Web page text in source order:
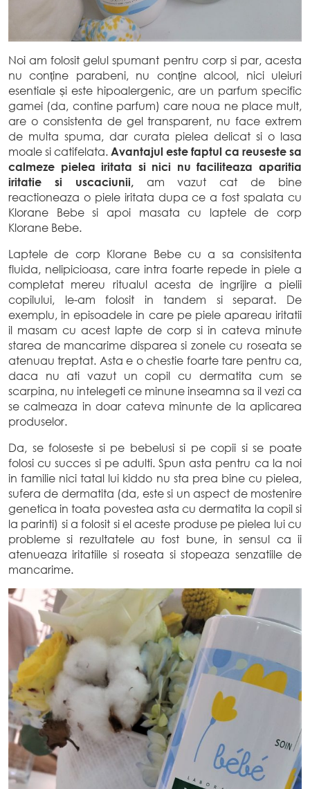
Noi am folosit gelul spumant pentru corp si par, acesta
nu conține parabeni, nu conține alcool, nici uleiuri
esentiale și este hipoalergenic, are un parfum specific
gamei (da, contine parfum) care noua ne place mult,
are o consistenta de gel transparent, nu face extrem
de multa spuma, dar curata pielea delicat si o lasa
moale si catifelata. Avantajul este faptul ca reuseste sa
calmeze pielea iritata si nici nu faciliteaza aparitia
iritatie si uscaciunii,am vazut cat de bine
reactioneaza o piele iritata dupa ce a fost spalata cu
Klorane Bebe si apoi masata cu laptele de corp
Klorane Bebe.
Laptele de corp Klorane Bebe cu a sa consisitenta
fluida, nelipicioasa, care intra foarte repede in piele a
completat mereu ritualul acesta de ingrijire a pielii
copilului, le-am folosit in tandem si separat. De
exemplu, in episoadele in care pe piele apareau iritatii
il masam cu acest lapte de corp si in cateva minute
starea de mancarime disparea si zonele cu roseata se
atenuau treptat. Asta e o chestie foarte tare pentru ca,
daca nu ati vazut un copil cu dermatita cum se
scarpina, nu intelegeti ce minune inseamna sa il vezi ca
se calmeaza in doar cateva minunte de la aplicarea
produselor.
Da, se foloseste si pe bebelusi si pe copii si se poate
folosi cu succes si pe adulti. Spun asta pentru ca la noi
in familie nici tatal lui kiddo nu sta prea bine cu pielea,
sufera de dermatita (da, este si un aspect de mostenire
genetica in toata povestea asta cu dermatita la copil si
la parinti) si a folosit si el aceste produse pe pielea lui cu
probleme si rezultatele au fost bune, in sensul ca ii
atenueaza iritatiile si roseata si stopeaza senzatiile de
mancarime.